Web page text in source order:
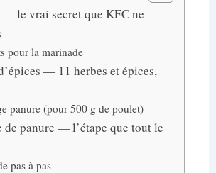
le vrai secret que KFC ne
pour la marinade
— 11 herbes et épices,
panure (pour 500 g de poulet)
de panure — l’étape que tout le
pas à pas